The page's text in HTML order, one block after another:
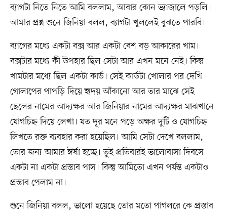
ব্যাগটা নিতে নিতে আমি বললাম, আবার কোন ভ্যাজালে পড়লি।
আমার প্রশ্ন শুনে জিনিয়া বলল, ব্যাগটা খুললেই বুঝতে পারবি।
ব্যাগের মধ্যে একটা বক্স আর একটা বেশ বড় আকারের খাম।
বক্সটার মধ্যে কী উপহার ছিল সেটা আর এখন মনে নেই। কিন্তু
খামটার মধ্যে ছিল একটা কার্ড। সেই কার্ডটা খোলার পর দেখি
গোলাপের পাপড়ি দিয়ে হৃদয় আঁকানো আর তার মাঝে সেই
ছেলের নামের আদ্যক্ষর আর জিনিয়ার নামের আদ্যক্ষর মাঝখানে
যোগচিহ্ন দিয়ে লেখা। যত দূর মনে পড়ে অক্ষর দুটি ও যোগচিহ্ন
লিখতে রক্ত ব্যবহার করা হয়েছিল। আমি সেটা দেখে বললাম,
তোর জন্য আমার ঈর্ষা হচ্ছে। তুই প্রতিবারই ভালোবাসা দিবসে
একটা না একটা প্রস্তাব পাস। কিন্তু আমিতো এখন পর্যন্ত একটাও
প্রস্তাব পেলাম না।
শুনে জিনিয়া বলল, ভালো হয়েছে তোর মতো পাগলরে কে প্রস্তাব